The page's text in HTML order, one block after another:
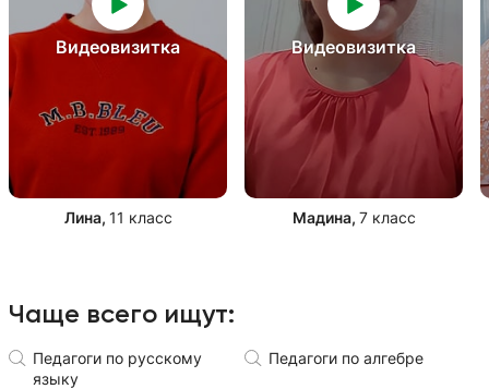
Видеовизитка
Лина, 11 класс
Видеовизитка
Мадина, 7 класс
Чаще всего ищут:
Педагоги по русскому
языку
Педагоги по алгебре